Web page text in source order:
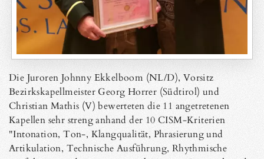
Die Juroren Johnny Ekkelboom (NL/D), Vorsitz
Bezirkskapellmeister Georg Horrer (Südtirol) und
Christian Mathis (V) bewerteten die 11 angetretenen
Kapellen sehr streng anhand der 10 CISM-Kriterien
"Intonation, Ton-, Klangqualität, Phrasierung und
Artikulation, Technische Ausführung, Rhythmische